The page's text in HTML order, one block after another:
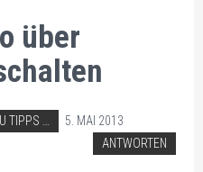
über
TIPPS
5. MAI 2013
ANTWORTEN